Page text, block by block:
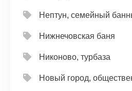
Нептун, семейный
Нижнечовская баня
Никоново, турбаза
Новый город,